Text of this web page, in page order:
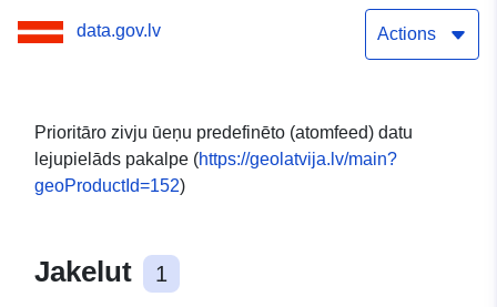
data.gov.lv Actions
Prioritāro zivju ūeņu predefinēto (atomfeed) datu
lejupielāds pakalpe (https://geolatvija.lv/main?
geoProductId=152)
Jakelut 1